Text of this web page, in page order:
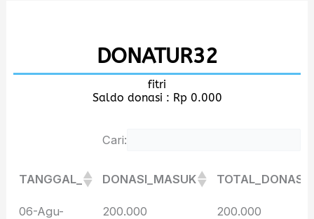
DONATUR32
fitri
Saldo donasi : Rp 0.000
Cari:
TANGGAL_ DONASI_MASUK
TOTAL_DONASI
TANGGAL_
DONASI_MASUK TOTAL_DONASI
06-Agu-
200.000 200.000